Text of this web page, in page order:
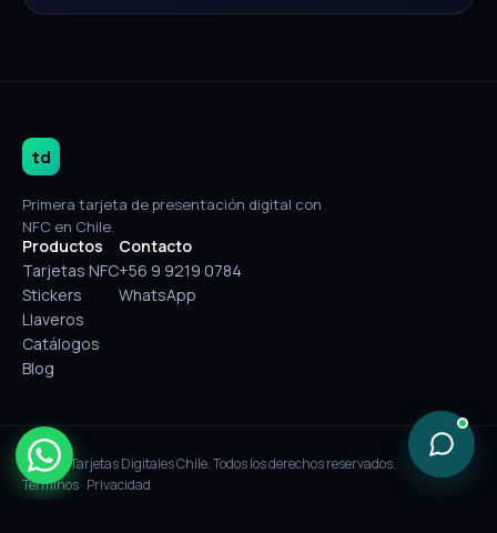
td
Primera tarjeta de presentación digital con
NFC en Chile.
Productos
Tarjetas NFC
Stickers
Llaveros
Catálogos
Blog
Contacto
+56 9 9219 0784
WhatsApp
© 2026 Tarjetas Digitales Chile. Todos los derechos reservados.
Términos· Privacidad